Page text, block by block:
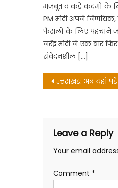
मजबूत व कड़े कदमों के
PM मोदी अपने
फैसलों के लिए पहचाने
नरेंद्र मोदी ने एक बार
संवेदनशील […]
Post
उत्तराखंड: अब यहां पड़े मिले सड़क पर नोट, लोगों ने पुलिस
Leave a Reply
Your email
Comment *